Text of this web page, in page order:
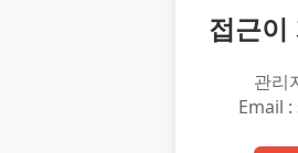
접근이
관리
Email